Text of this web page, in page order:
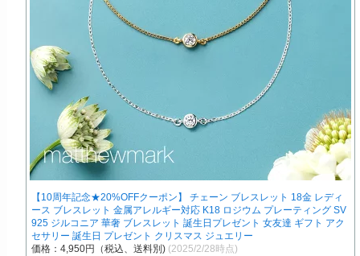
【10周年記念★20%OFFクーポン】 チェーン ブレスレット 18金 レディ
ース ブレスレット 金属アレルギー対応 K18 ロジウム プレーティング SV
925 ジルコニア 華奢 ブレスレット 誕生日プレゼント 女友達 ギフト アク
セサリー 誕生日 プレゼント クリスマス ジュエリー
価格：4,950円（税込、送料別) (2025/2/28時点)